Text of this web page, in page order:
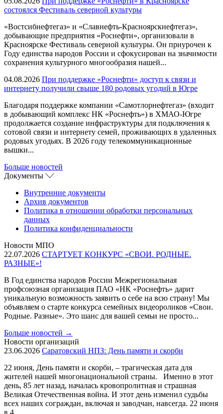
состоялся Фестиваль северной культуры
«Востсибнефтегаз» и «Славнефть-Красноярскнефтегаз»,
добывающие предприятия «Роснефти», организовали в
Красноярске Фестиваль северной культуры. Он приурочен к
Году единства народов России и сфокусирован на значимости
сохранения культурного многообразия нашей...
04.08.2026 При поддержке «Роснефти» доступ к связи и
интернету получили свыше 180 родовых угодий в Югре
Благодаря поддержке компании «Самотлорнефтегаз» (входит
в добывающий комплекс НК «Роснефть») в ХМАО-Югре
продолжается создание инфраструктуры для подключения к
сотовой связи и интернету семей, проживающих в удаленных
родовых угодьях. В 2026 году телекоммуникационные
вышки...
Больше новостей
Документы
Внутренние документы
Архив документов
Политика в отношении обработки персональных
данных
Политика конфиденциальности
Новости МПО
22.07.2026 СТАРТУЕТ КОНКУРС «СВОИ. РОДНЫЕ.
РАЗНЫЕ»!
В Год единства народов России Межрегиональная
профсоюзная организация ПАО «НК «Роснефть» дарит
уникальную возможность заявить о себе на всю страну! Мы
объявляем о старте конкурса семейных видеороликов «Свои.
Родные. Разные». Это шанс для вашей семьи не просто...
Больше новостей →
Новости организаций
23.06.2026 Саратовский НПЗ: День памяти и скорби
22 июня, День памяти и скорби, – трагическая дата для
жителей нашей многонациональной страны. Именно в этот
день, 85 лет назад, началась кровопролитная и страшная
Великая Отечественная война. И этот день изменил судьбы
всех наших сограждан, включая и заводчан, навсегда. 22 июня
в 4...